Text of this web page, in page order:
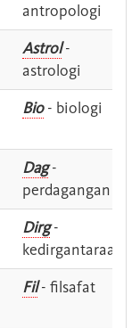
antropologi
Astrol-
astrologi
Bio- biologi
Dag-
perdagangan
Dirg-
kedirgantaraan
Fil- filsafat